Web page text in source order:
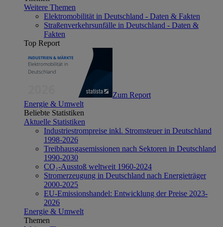
Weitere Themen
Elektromobilität in Deutschland - Daten & Fakten
Straßenverkehrsunfälle in Deutschland - Daten &
Fakten
Top Report
Zum Report
Energie & Umwelt
Beliebte Statistiken
Aktuelle Statistiken
Industriestrompreise inkl. Stromsteuer in Deutschland
1998-2026
Treibhausgasemissionen nach Sektoren in Deutschland
1990-2030
CO₂-Ausstoß weltweit 1960-2024
Stromerzeugung in Deutschland nach Energieträger
2000-2025
EU-Emissionshandel: Entwicklung der Preise 2023-
2026
Energie & Umwelt
Themen